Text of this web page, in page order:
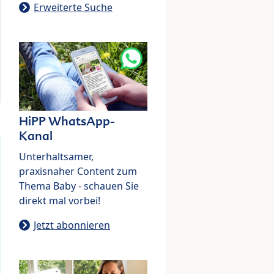
Erweiterte Suche
HiPP WhatsApp-
Kanal
Unterhaltsamer,
praxisnaher Content zum
Thema Baby - schauen Sie
direkt mal vorbei!
Jetzt abonnieren